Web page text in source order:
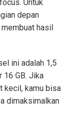
Untuk
depan
hasil
ini adalah 1,5
16 GB. Jika
kecil, kamu bisa
dimaksimalkan